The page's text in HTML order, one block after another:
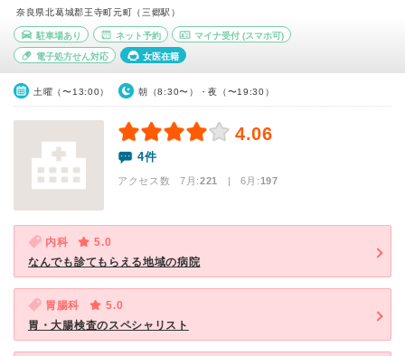
奈良県北葛城郡王寺町元町（三郷駅）
駐車場あり ネット予約 マイナ受付 (スマホ可)
電子処方せん対応 女医在籍
土曜（〜13:00） 朝（8:30〜）・夜（〜19:30）
4.06
4件
アクセス数 7月:221 | 6月:197
内科
5.0
なんでも診てもらえる地域の病院
胃腸科
5.0
胃・大腸検査のスペシャリスト